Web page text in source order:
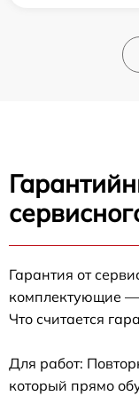
Гарантия от
комплектующие —
Что считается
Для работ:
который прямо